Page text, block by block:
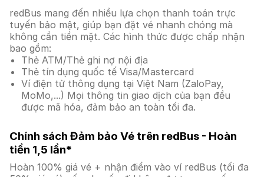
redBus mang đến nhiều lựa chọn thanh toán trực
tuyến bảo mật, giúp bạn đặt vé nhanh chóng mà
không cần tiền mặt. Các hình thức được chấp nhận
bao gồm:
Thẻ ATM/Thẻ ghi nợ nội địa
Thẻ tín dụng quốc tế Visa/Mastercard
Ví điện tử thông dụng tại Việt Nam (ZaloPay,
MoMo,...) Mọi thông tin giao dịch của bạn đều
được mã hóa, đảm bảo an toàn tối đa.
Chính sách Đảm bảo Vé trên redBus - Hoàn
tiền 1,5 lần*
Hoàn 100% giá vé + nhận điểm vào ví redBus (tối đa